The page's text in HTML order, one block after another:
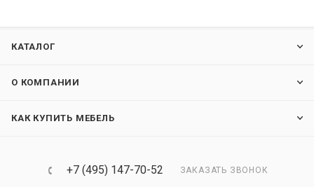
КАТАЛОГ
О КОМПАНИИ
КАК КУПИТЬ МЕБЕЛЬ
+7 (495) 147-70-52 ЗАКАЗАТЬ ЗВОНОК